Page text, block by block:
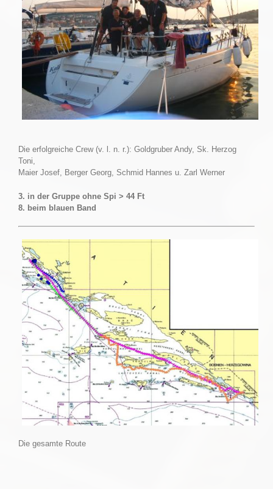
Die erfolgreiche Crew (v. l. n. r.): Goldgruber Andy, Sk. Herzog
Toni,
Maier Josef, Berger Georg, Schmid Hannes u. Zarl Werner
3. in der Gruppe ohne Spi > 44 Ft
8. beim blauen Band
Die gesamte Route